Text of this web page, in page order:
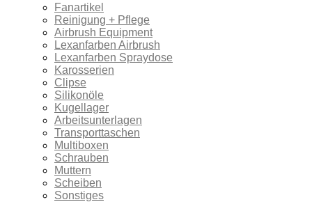
Fanartikel
Reinigung + Pflege
Airbrush Equipment
Lexanfarben Airbrush
Lexanfarben Spraydose
Karosserien
Clipse
Silikonöle
Kugellager
Arbeitsunterlagen
Transporttaschen
Multiboxen
Schrauben
Muttern
Scheiben
Sonstiges